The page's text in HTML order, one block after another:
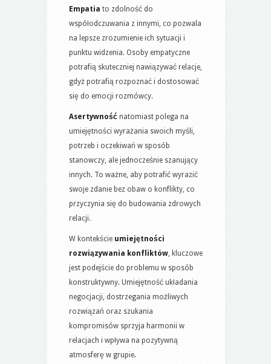
Empatia to zdolność do
współodczuwania z innymi, co pozwala
na lepsze zrozumienie ich sytuacji i
punktu widzenia. Osoby empatyczne
potrafią skuteczniej nawiązywać relacje,
gdyż potrafią rozpoznać i dostosować
się do emocji rozmówcy.
Asertywność natomiast polega na
umiejętności wyrażania swoich myśli,
potrzeb i oczekiwań w sposób
stanowczy, ale jednocześnie szanujący
innych. To ważne, aby potrafić wyrazić
swoje zdanie bez obaw o konflikty, co
przyczynia się do budowania zdrowych
relacji.
W kontekście umiejętności
rozwiązywania konfliktów , kluczowe
jest podejście do problemu w sposób
konstruktywny. Umiejętność układania
negocjacji, dostrzegania możliwych
rozwiązań oraz szukania
kompromisów sprzyja harmonii w
relacjach i wpływa na pozytywną
atmosferę w grupie.